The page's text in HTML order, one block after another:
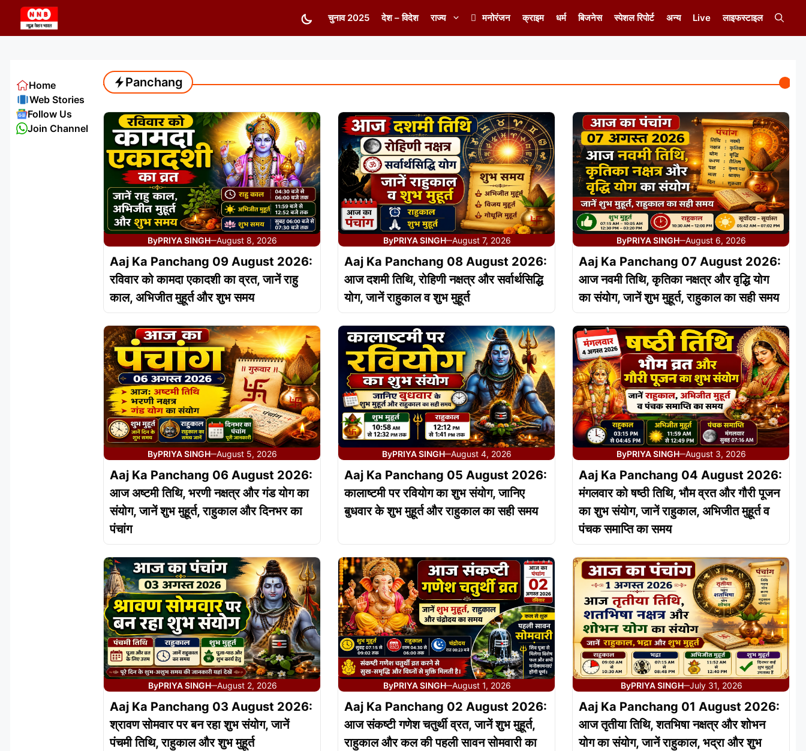
content
चुनाव 2025 देश – विदेश राज्य मनोरंजन क्राइम धर्म बिजनेस स्पेशल रिपोर्ट अन्य Live लाइफस्टाइल
Panchang
ByPRIYA SINGH—August 8, 2026
Aaj Ka Panchang 09 August 2026:
रविवार को कामदा एकादशी का व्रत, जानें राहु
काल, अभिजीत मुहूर्त और शुभ समय
ByPRIYA SINGH—August 7, 2026
Aaj Ka Panchang 08 August 2026:
आज दशमी तिथि, रोहिणी नक्षत्र और सर्वार्थसिद्धि
योग, जानें राहुकाल व शुभ मुहूर्त
ByPRIYA SINGH—August 6, 2026
Aaj Ka Panchang 07 August 2026:
आज नवमी तिथि, कृतिका नक्षत्र और वृद्धि योग
का संयोग, जानें शुभ मुहूर्त, राहुकाल का सही समय
ByPRIYA SINGH—August 5, 2026
Aaj Ka Panchang 06 August 2026:
आज अष्टमी तिथि, भरणी नक्षत्र और गंड योग का
संयोग, जानें शुभ मुहूर्त, राहुकाल और दिनभर का
पंचांग
ByPRIYA SINGH—August 4, 2026
Aaj Ka Panchang 05 August 2026:
कालाष्टमी पर रवियोग का शुभ संयोग, जानिए
बुधवार के शुभ मुहूर्त और राहुकाल का सही समय
ByPRIYA SINGH—August 3, 2026
Aaj Ka Panchang 04 August 2026:
मंगलवार को षष्ठी तिथि, भौम व्रत और गौरी पूजन
का शुभ संयोग, जानें राहुकाल, अभिजीत मुहूर्त व
पंचक समाप्ति का समय
ByPRIYA SINGH—August 2, 2026
Aaj Ka Panchang 03 August 2026:
श्रावण सोमवार पर बन रहा शुभ संयोग, जानें
पंचमी तिथि, राहुकाल और शुभ मुहूर्त
ByPRIYA SINGH—August 1, 2026
Aaj Ka Panchang 02 August 2026:
आज संकष्टी गणेश चतुर्थी व्रत, जानें शुभ मुहूर्त,
राहुकाल और कल की पहली सावन सोमवारी का
ByPRIYA SINGH—July 31, 2026
Aaj Ka Panchang 01 August 2026:
आज तृतीया तिथि, शतभिषा नक्षत्र और शोभन
योग का संयोग, जानें राहुकाल, भद्रा और शुभ
Home
Web Stories
Follow Us
Join Channel